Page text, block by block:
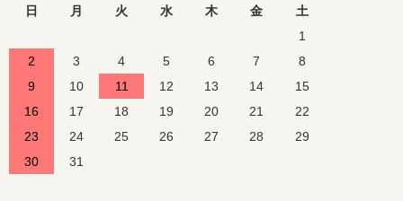
日
月 火 水 木 金
土
1
2
3 4 5 6 7
8
9
10 11 12 13 14
15
16
17 18 19 20 21
22
23
24 25 26 27 28
29
30
31